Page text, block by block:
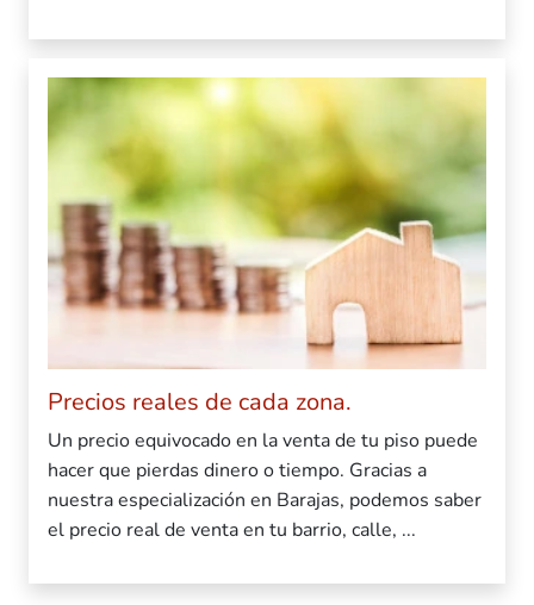
Precios reales de cada zona.
Un precio equivocado en la venta de tu piso puede
hacer que pierdas dinero o tiempo. Gracias a
nuestra especialización en Barajas, podemos saber
el precio real de venta en tu barrio, calle, ...